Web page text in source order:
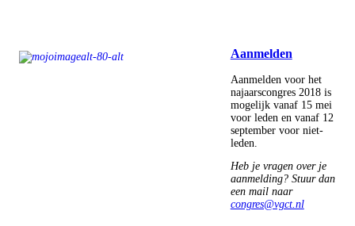
Aanmelden
Aanmelden voor het
najaarscongres 2018 is
mogelijk vanaf 15 mei
voor leden en vanaf 12
september voor niet-
leden.
Heb je vragen over je
aanmelding? Stuur dan
een mail naar
congres@vgct.nl